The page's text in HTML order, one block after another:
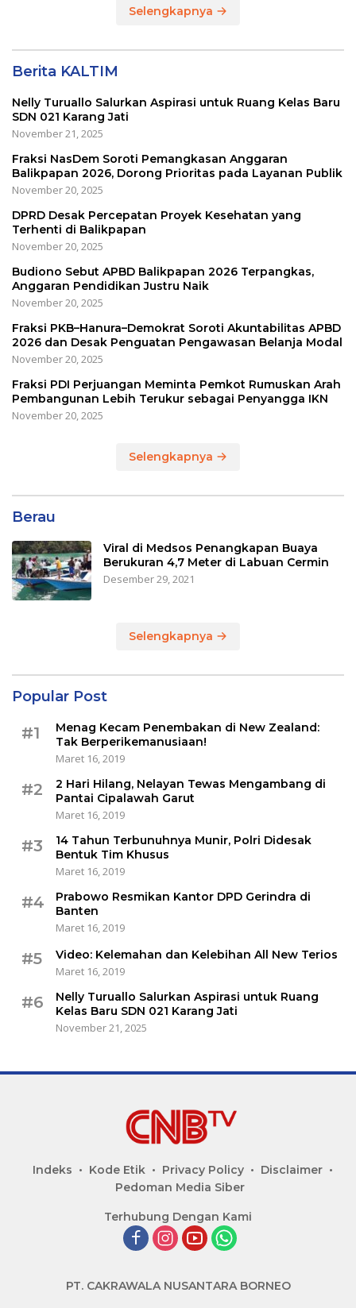
Selengkapnya
Berita KALTIM
Nelly Turuallo Salurkan Aspirasi untuk Ruang Kelas Baru
SDN 021 Karang Jati
November 21, 2025
Fraksi NasDem Soroti Pemangkasan Anggaran
Balikpapan 2026, Dorong Prioritas pada Layanan Publik
November 20, 2025
DPRD Desak Percepatan Proyek Kesehatan yang
Terhenti di Balikpapan
November 20, 2025
Budiono Sebut APBD Balikpapan 2026 Terpangkas,
Anggaran Pendidikan Justru Naik
November 20, 2025
Fraksi PKB–Hanura–Demokrat Soroti Akuntabilitas APBD
2026 dan Desak Penguatan Pengawasan Belanja Modal
November 20, 2025
Fraksi PDI Perjuangan Meminta Pemkot Rumuskan Arah
Pembangunan Lebih Terukur sebagai Penyangga IKN
November 20, 2025
Selengkapnya
Berau
Viral di Medsos Penangkapan Buaya
Berukuran 4,7 Meter di Labuan Cermin
Desember 29, 2021
Selengkapnya
Popular Post
#1
Menag Kecam Penembakan di New Zealand:
Tak Berperikemanusiaan!
Maret 16, 2019
#2
2 Hari Hilang, Nelayan Tewas Mengambang di
Pantai Cipalawah Garut
Maret 16, 2019
#3
14 Tahun Terbunuhnya Munir, Polri Didesak
Bentuk Tim Khusus
Maret 16, 2019
#4
Prabowo Resmikan Kantor DPD Gerindra di
Banten
Maret 16, 2019
#5
Video: Kelemahan dan Kelebihan All New Terios
Maret 16, 2019
#6
Nelly Turuallo Salurkan Aspirasi untuk Ruang
Kelas Baru SDN 021 Karang Jati
November 21, 2025
Indeks Kode Etik Privacy Policy
Disclaimer
Pedoman Media Siber
Terhubung Dengan Kami
PT. CAKRAWALA NUSANTARA BORNEO